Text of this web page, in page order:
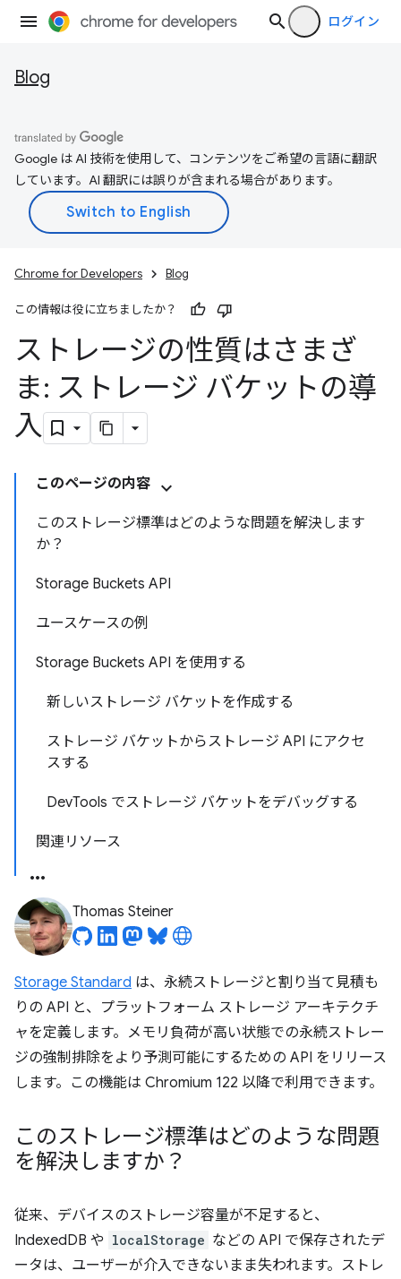
ログイン
Blog
Google は AI 技術を使用して、コンテンツをご希望の言語に翻訳
しています。AI 翻訳には誤りが含まれる場合があります。
Chrome for Developers Blog
この情報は役に立ちましたか？
ストレージの性質はさまざ
ま: ストレージ バケットの導
入
このページの内容
このストレージ標準はどのような問題を解決します
か？
Storage Buckets API
ユースケースの例
Storage Buckets API を使用する
新しいストレージ バケットを作成する
ストレージ バケットからストレージ API にアクセ
スする
DevTools でストレージ バケットをデバッグする
関連リソース
Thomas Steiner
Storage Standard は、永続ストレージと割り当て見積も
りの API と、プラットフォーム ストレージ アーキテクチ
ャを定義します。メモリ負荷が高い状態での永続ストレー
ジの強制排除をより予測可能にするための API をリリース
します。この機能は Chromium 122 以降で利用できます。
このストレージ標準はどのような問題
を解決しますか？
従来、デバイスのストレージ容量が不足すると、
IndexedDB や localStorage などの API で保存されたデ
ータは、ユーザーが介入できないまま失われます。ストレ